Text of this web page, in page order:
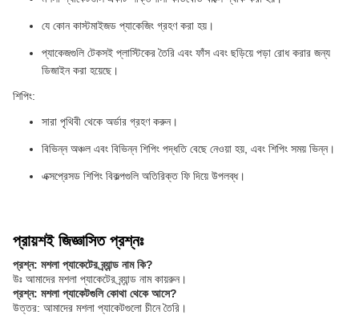
যে কোন কাস্টমাইজড প্যাকেজিং গ্রহণ করা হয়।
প্যাকেজগুলি টেকসই প্লাস্টিকের তৈরি এবং ফাঁস এবং ছড়িয়ে পড়া রোধ করার জন্য
ডিজাইন করা হয়েছে।
শিপিং:
সারা পৃথিবী থেকে অর্ডার গ্রহণ করুন।
বিভিন্ন অঞ্চল এবং বিভিন্ন শিপিং পদ্ধতি বেছে নেওয়া হয়, এবং শিপিং সময় ভিন্ন।
এক্সপ্রেসড শিপিং বিকল্পগুলি অতিরিক্ত ফি দিয়ে উপলব্ধ।
প্রায়শই জিজ্ঞাসিত প্রশ্নঃ
প্রশ্ন: মশলা প্যাকেটের ব্র্যান্ড নাম কি?
উঃ আমাদের মশলা প্যাকেটের ব্র্যান্ড নাম কায়রুন।
প্রশ্ন: মশলা প্যাকেটগুলি কোথা থেকে আসে?
উত্তর: আমাদের মশলা প্যাকেটগুলো চীনে তৈরি।